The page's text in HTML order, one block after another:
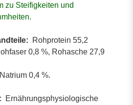
zu Steifigkeiten und
Rohprotein 55,2
0,8 %, Rohasche 27,9
0,4 %.
Ernährungsphysiologische